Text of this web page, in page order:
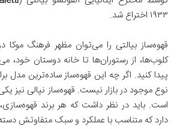
۱۹۳۳ اختراع شد.
قهوه‌ساز بیالتی را می‌توان مظهر فرهنگ موکا
کلوب‌ها، از رستوران‌ها تا خانه دوستان خود،
پیدا کنید. اگر چه این قهوه‌ساز ساده‌ترین مدل
نوع موجود در بازار نیست. قهوه‌ساز نپالی نیز
است. باید در نظر داشت که هر برند
دارد که متناسب با عملکرد و سبک متفاوتش